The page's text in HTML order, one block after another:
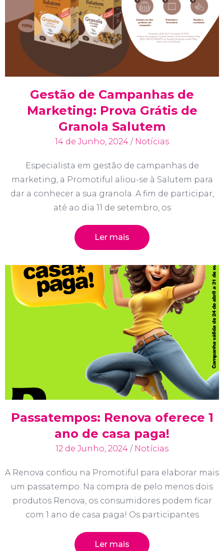
Gestão de Campanhas de
Marketing: Prova Grátis de
Granola Salutem
14 de Junho, 2024 / Notícias
Especialista em gestão de campanhas de
marketing, a Promotiful aliou-se à Salutem para
dar a conhecer a sua granola. A fim de participar,
até ao dia 11 de setembro, os
Ler mais
Passatempos: Renova oferece 1
ano de casa paga!
12 de Junho, 2024 / Notícias
A Renova confiou na Promotiful para elaborar mais
um passatempo. Na compra de pelo menos dois
produtos Renova, os consumidores podem ficar
com 1 ano de casa paga! Os participantes
Ler mais